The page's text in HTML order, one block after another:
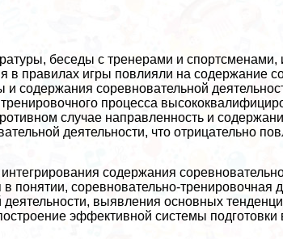
беседы с тренерами и спортсменами,
в правилах игры повлияли на содержание
содержания соревновательной
процесса
случае направленность и
деятельности, что отрицательно
содержания
понятии, соревновательно-тренировочная
деятельности, выявления основных
эффективной системы